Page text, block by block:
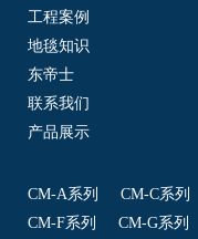
工程案例
地毯知识
东帝士
联系我们
产品展示
CM-A系列 CM-C系列
CM-F系列
CM-G系列